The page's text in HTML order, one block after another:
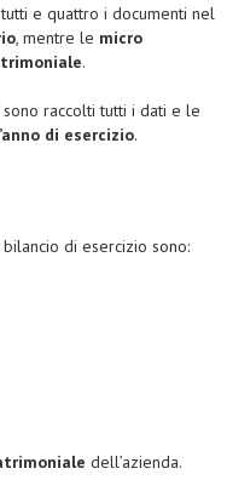
e quattro i documenti nel
, mentre le micro
.
raccolti tutti i dati e le
di esercizio.
di esercizio sono:
dell’azienda.